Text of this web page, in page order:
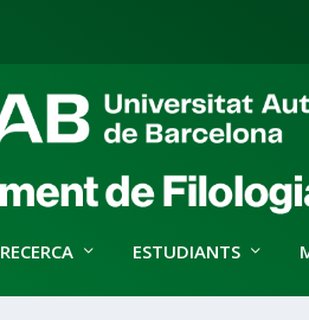
RECERCA ESTUDIANTS